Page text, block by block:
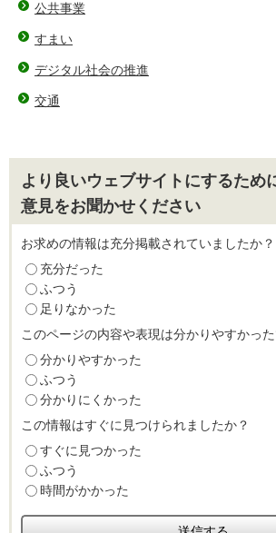
公共事業
すまい
デジタル社会の推進
交通
より良いウェブサイトにするため
意見をお聞かせください
お求めの情報は充分掲載されていましたか？
充分だった
ふつう
足りなかった
このページの内容や表現は分かりやすかっ
分かりやすかった
ふつう
分かりにくかった
この情報はすぐに見つけられましたか？
すぐに見つかった
ふつう
時間がかかった